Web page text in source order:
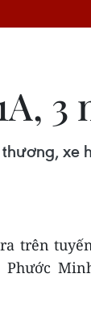
xe
trên